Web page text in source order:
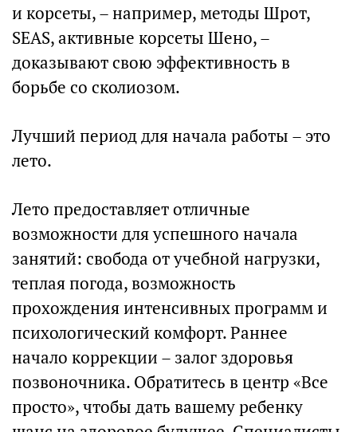
и корсеты, – например, методы Шрот,
SEAS, активные корсеты Шено, –
доказывают свою эффективность в
борьбе со сколиозом.
Лучший период для начала работы – это
лето.
Лето предоставляет отличные
возможности для успешного начала
занятий: свобода от учебной нагрузки,
теплая погода, возможность
прохождения интенсивных программ и
психологический комфорт. Раннее
начало коррекции – залог здоровья
позвоночника. Обратитесь в центр «Все
просто», чтобы дать вашему ребенку